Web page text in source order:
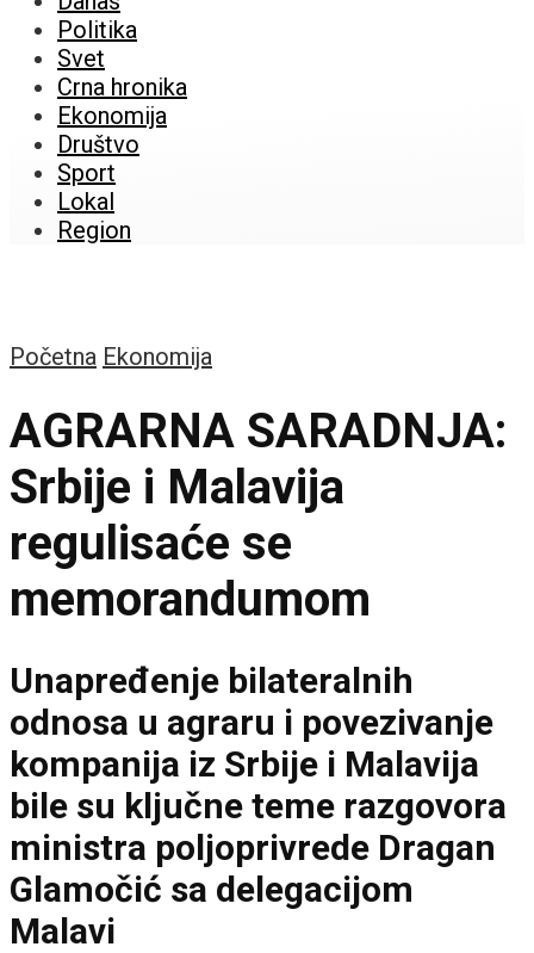
Politika
Svet
Crna hronika
Ekonomija
Društvo
Sport
Lokal
Region
Početna Ekonomija
AGRARNA SARADNJA:
Srbije i Malavija
regulisaće se
memorandumom
Unapređenje bilateralnih
odnosa u agraru i povezivanje
kompanija iz Srbije i Malavija
bile su ključne teme razgovora
ministra poljoprivrede Dragan
Glamočić sa delegacijom
Malavi